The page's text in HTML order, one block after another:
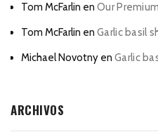
Tom McFarlin en Our
Tom McFarlin en Garlic basil
Michael Novotny en Garlic
ARCHIVOS